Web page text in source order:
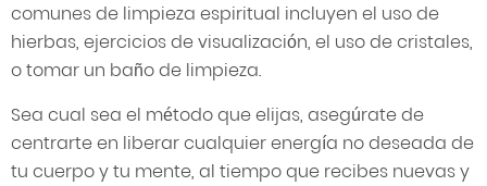
comunes de limpieza espiritual incluyen el uso de
hierbas, ejercicios de visualización, el uso de cristales,
o tomar un baño de limpieza.
Sea cual sea el método que elijas, asegúrate de
centrarte en liberar cualquier energía no deseada de
tu cuerpo y tu mente, al tiempo que recibes nuevas y